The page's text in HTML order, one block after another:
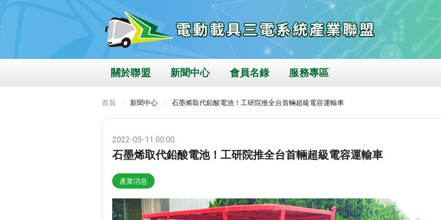
關於聯盟 新聞中心 會員名錄 服務專區
首頁 新聞中心 石墨烯取代鉛酸電池！工研院推全台首輛超級電容運輸車
2022-05-11 00:00
石墨烯取代鉛酸電池！工研院推全台首輛超級電容運輸車
產業消息